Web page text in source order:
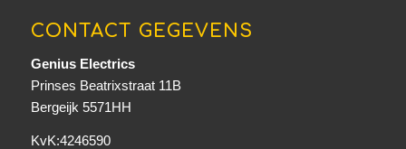
CONTACT GEGEVENS
Genius Electrics
Prinses Beatrixstraat 11B
Bergeijk 5571HH
KvK:4246590